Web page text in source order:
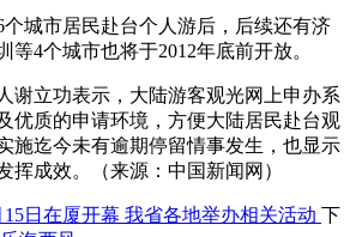
市居民赴台个人游后，后续还有济
等4个城市也将于2012年底前开放。
立功表示，大陆游客观光网上申办系
优质的申请环境，方便大陆居民赴台观
施迄今未有逾期停留情事发生，也显示
挥成效。（来源：中国新闻网）
日在厦开幕 我省各地举办相关活动 下